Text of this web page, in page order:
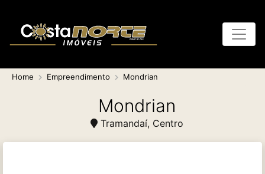
Home Empreendimento Mondrian
Mondrian
Tramandaí, Centro